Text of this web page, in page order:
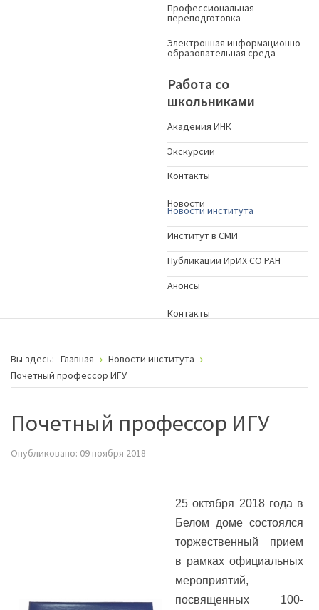
Профессиональная
переподготовка
Электронная информационно-
образовательная среда
Работа со
школьниками
Академия ИНК
Экскурсии
Контакты
Новости
Новости института
Институт в СМИ
Публикации ИрИХ СО РАН
Анонсы
Контакты
Вы здесь: Главная
Новости института
Почетный профессор ИГУ
Почетный профессор ИГУ
Опубликовано: 09 ноября 2018
25 октября 2018 года в
Белом доме состоялся
торжественный прием
в рамках официальных
мероприятий,
посвященных 100-